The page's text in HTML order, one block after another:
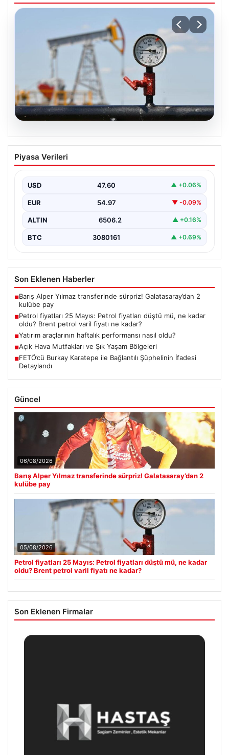
Petrol fiyatları 25 Mayıs: Petrol fiyatları
düştü mü, ne kadar oldu? Brent petrol
Piyasa Verileri
USD 47.60 ▲ +0.06%
EUR 54.97 ▼ -0.09%
ALTIN 6506.2 ▲ +0.16%
BTC 3080161 ▲ +0.69%
Son Eklenen Haberler
■Barış Alper Yılmaz transferinde sürpriz! Galatasaray’dan 2
kulübe pay
■Petrol fiyatları 25 Mayıs: Petrol fiyatları düştü mü, ne kadar
oldu? Brent petrol varil fiyatı ne kadar?
■Yatırım araçlarının haftalık performansı nasıl oldu?
■Açık Hava Mutfakları ve Şık Yaşam Bölgeleri
■FETÖ’cü Burkay Karatepe ile Bağlantılı Şüphelinin İfadesi
Detaylandı
Güncel
06/08/2026
Barış Alper Yılmaz transferinde sürpriz! Galatasaray’dan 2
kulübe pay
05/08/2026
Petrol fiyatları 25 Mayıs: Petrol fiyatları düştü mü, ne kadar
oldu? Brent petrol varil fiyatı ne kadar?
Son Eklenen Firmalar